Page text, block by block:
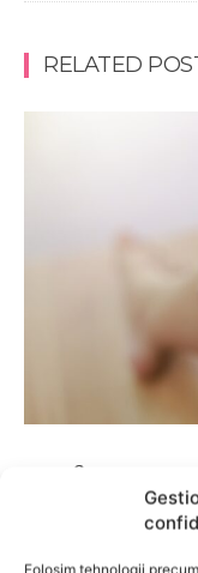
Folosim tehnologii
RELATED
Semne
consult